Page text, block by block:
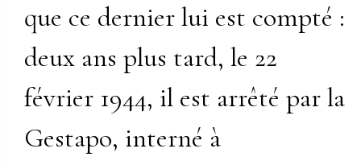
que ce dernier lui est compté :
deux ans plus tard, le 22
février 1944, il est arrêté par la
Gestapo, interné à